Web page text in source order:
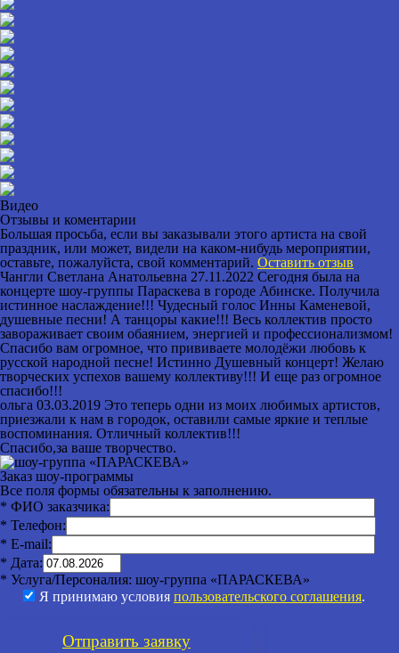
Видео
Отзывы и коментарии
Большая просьба, если вы заказывали этого артиста на свой
праздник, или может, видели на каком-нибудь мероприятии,
оставьте, пожалуйста, свой комментарий. Оставить отзыв
Чангли Светлана Анатольевна 27.11.2022 Сегодня была на
концерте шоу-группы Параскева в городе Абинске. Получила
истинное наслаждение!!! Чудесный голос Инны Каменевой,
душевные песни! А танцоры какие!!! Весь коллектив просто
завораживает своим обаянием, энергией и профессионализмом!
Спасибо вам огромное, что прививаете молодёжи любовь к
русской народной песне! Истинно Душевный концерт! Желаю
творческих успехов вашему коллективу!!! И еще раз огромное
спасибо!!!
ольга 03.03.2019 Это теперь одни из моих любимых артистов,
приезжали к нам в городок, оставили самые яркие и теплые
воспоминания. Отличный коллектив!!!
Спасибо,за ваше творчество.
Заказ шоу-программы
Все поля формы обязательны к заполнению.
* ФИО заказчика:
* Телефон:
* E-mail:
* Дата:
* Услуга/Персоналия: шоу-группа «ПАРАСКЕВА»
Я принимаю условия пользовательского соглашения.
Отправить заявку